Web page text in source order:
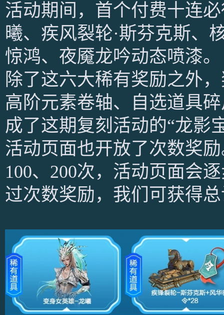
活动期间，首个付费十连
曦、疾风裂轮·斯芬克斯、
惊鸿、夜魇龙吟动态喷漆。
除了这六大稀有奖励之外
高阶元素卷轴、自选道具
成了这期复刻活动的“龙影
活动页面也开放了次数奖
100、200次，活动页面会
过次数奖励，我们可获得